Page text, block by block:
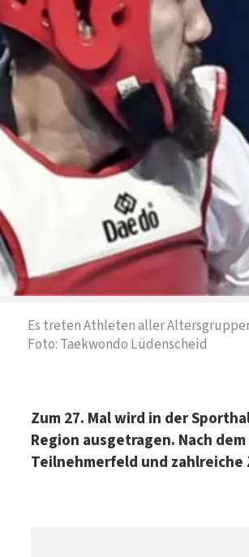
Es treten Athleten aller
Foto: Taekwondo Lüdenscheid
Zum 27. Mal wird in der
Region ausgetragen. Nach
Teilnehmerfeld und zahlreiche